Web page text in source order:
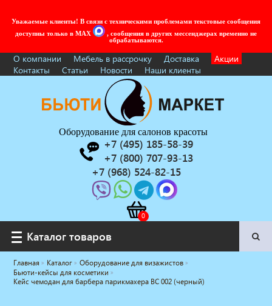
Уважаемые клиенты! В связи с техническими проблемами текстовые сообщения
доступны только в MAX
, сообщения в других мессенджерах временно не
обрабатываются.
О компании Мебель в рассрочку Доставка
Акции
Контакты
Статьи Новости Наши клиенты
Оборудование для салонов красоты
+7 (495) 185-58-39
+7 (800) 707-93-13
+7 (968) 524-82-15
Каталог товаров
Каталог товаров
Услуги под ключ
Мебель для барбершопа
Главная Каталог
Оборудование для визажистов
Бьюти-кейсы для косметики
Кейс чемодан для барбера парикмахера BC 002 (черный)